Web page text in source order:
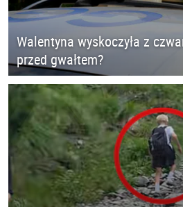
Walentyna wyskoczyła z
przed gwałtem?